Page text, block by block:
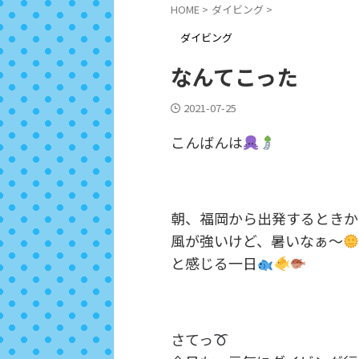
HOME > ダイビング >
ダイビング
なんてこった
2021-07-25
こんばんは
朝、福岡から出発するとき
風が強いけど、暑いなぁ～
と感じる一日
さてっ